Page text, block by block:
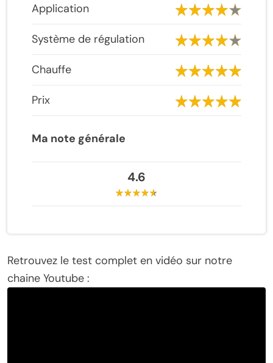
Application
Système de régulation
Chauffe
Prix
Ma note générale
4.6
Retrouvez le test complet en vidéo sur notre
chaine Youtube :